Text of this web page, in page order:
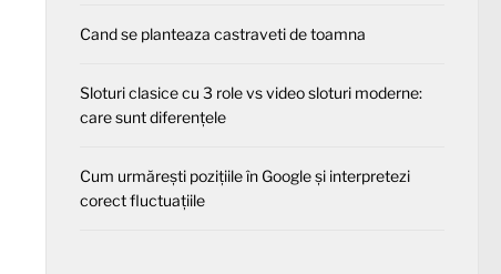
Cand se planteaza castraveti de toamna
Sloturi clasice cu 3 role vs video sloturi moderne:
care sunt diferențele
Cum urmărești pozițiile în Google și interpretezi
corect fluctuațiile